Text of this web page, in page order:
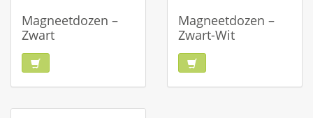
Magneetdozen –
Zwart
Magneetdozen –
Zwart-Wit